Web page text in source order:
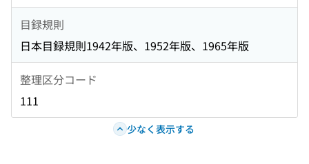
目録規則
日本目録規則1942年版、1952年版、1965年版
整理区分コード
111
少なく表示する